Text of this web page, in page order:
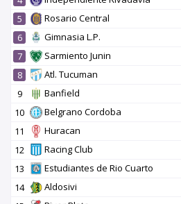
5
Rosario Central
6
Gimnasia L.P.
7
Sarmiento Junin
8
Atl. Tucuman
9
Banfield
10
Belgrano Cordoba
11
Huracan
12
Racing Club
13
Estudiantes de Rio Cuarto
14
Aldosivi